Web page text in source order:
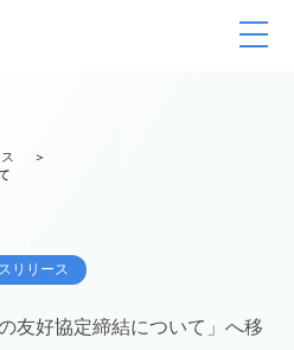
リリース
友好協定締結について」へ移